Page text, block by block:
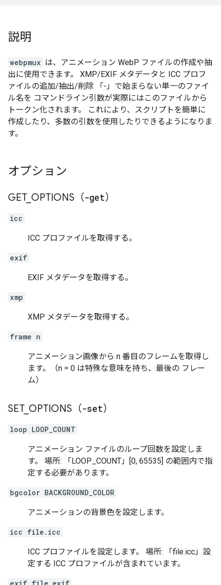
説明
webpmux は、アニメーション WebP ファイルの作成や抽
出に使用できます。 XMP/EXIF メタデータと ICC プロフ
ァイルの追加/抽出/削除 「-」で始まらない単一のファイ
ル名を コマンドライン引数が実際にはこのファイルから
トークン化されます。 これにより、スクリプトを簡単に
作成したり、多数の引数を使用したりできるようになりま
す。
オプション
GET_ OPTIONS（-get）
icc
ICC プロファイルを取得する。
exif
EXIF メタデータを取得する。
xmp
XMP メタデータを取得する。
frame n
アニメーション画像から n 番目のフレームを取得し
ます。（n = 0 は特殊な意味を持ち、最後の フレー
ム）
SET_ OPTIONS（-set）
loop LOOP_COUNT
アニメーション ファイルのループ回数を設定しま
す。 場所: 「LOOP_COUNT」[0, 65535] の範囲内で指
定する必要があります。
bgcolor BACKGROUND_COLOR
アニメーションの背景色を設定します。
icc file.icc
ICC プロファイルを設定します。 場所: 「file.icc」設
定する ICC プロファイルが含まれています。